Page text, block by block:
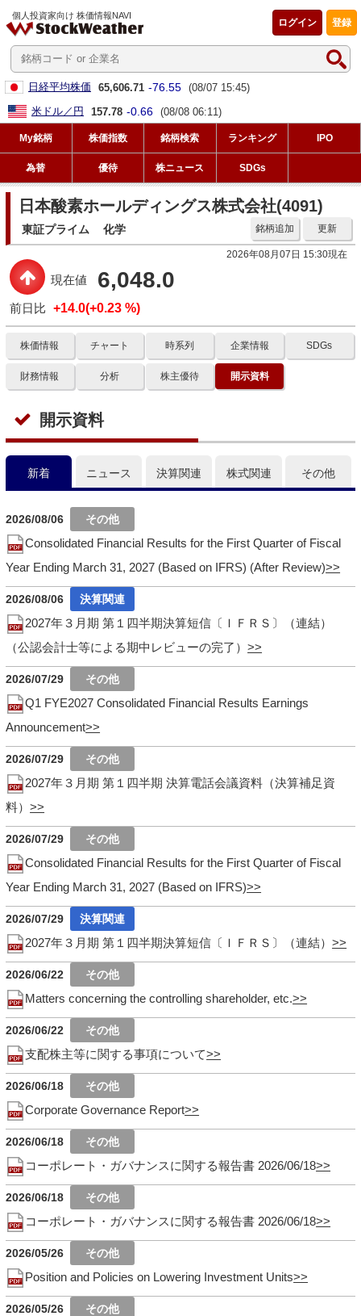
個人投資家向け 株価情報NAVI
登録
ログイン
日経平均株価 65,606.71 -76.55 (08/07 15:45)
米ドル／円
157.78 -0.66 (08/08 06:11)
My銘柄 株価指数 銘柄検索 ランキング IPO
為替 優待 株ニュース SDGs
日本酸素ホールディングス株式会社(4091)
東証プライム 化学 更新
銘柄追加
2026年08月07日 15:30現在
現在値 6,048.0
前日比 +14.0(+0.23 %)
株価情報 チャート 時系列 企業情報 SDGs
財務情報 分析 株主優待 開示資料
開示資料
新着 ニュース 決算関連 株式関連 その他
2026/08/06
Consolidated Financial Results for the First Quarter of Fiscal
Year Ending March 31, 2027 (Based on IFRS) (After Review)
2026/08/06
2027年３月期 第１四半期決算短信〔ＩＦＲＳ〕（連結）
（公認会計士等による期中レビューの完了）
2026/07/29
Q1 FYE2027 Consolidated Financial Results Earnings
Announcement
2026/07/29
2027年３月期 第１四半期 決算電話会議資料（決算補足資
料）
2026/07/29
Consolidated Financial Results for the First Quarter of Fiscal
Year Ending March 31, 2027 (Based on IFRS)
2026/07/29
2027年３月期 第１四半期決算短信〔ＩＦＲＳ〕（連結）
2026/06/22
Matters concerning the controlling shareholder, etc.
2026/06/22
支配株主等に関する事項について
2026/06/18
Corporate Governance Report
2026/06/18
コーポレート・ガバナンスに関する報告書 2026/06/18
2026/06/18
コーポレート・ガバナンスに関する報告書 2026/06/18
2026/05/26
Position and Policies on Lowering Investment Units
2026/05/26